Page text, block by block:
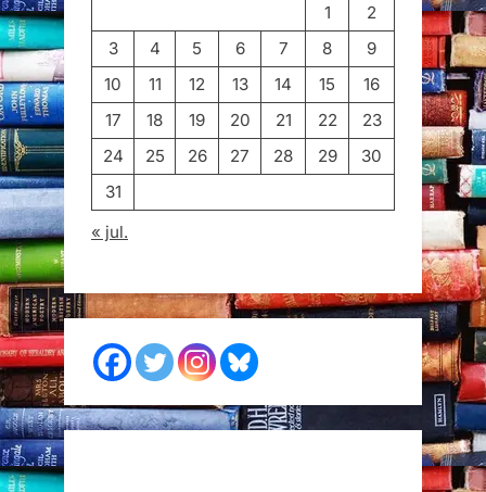
1
2
3
4 5 6 7 8
9
10
11 12 13 14 15
16
17
18 19 20 21 22
23
24
25 26 27 28 29
30
31
« jul.